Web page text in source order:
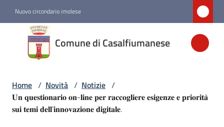
Nuovo circondario imolese
Comune di Casalfiumanese
Comune di
Casalfiumanese
Amministrazione
Home / Novità / Notizie /
𝐔𝐧 𝐪𝐮𝐞𝐬𝐭𝐢𝐨𝐧𝐚𝐫𝐢𝐨 𝐨𝐧-𝐥𝐢𝐧𝐞 𝐩𝐞𝐫 𝐫𝐚𝐜𝐜𝐨𝐠𝐥𝐢𝐞𝐫𝐞 𝐞𝐬𝐢𝐠𝐞𝐧𝐳𝐞 𝐞 𝐩𝐫𝐢𝐨𝐫𝐢𝐭𝐚̀
𝐬𝐮𝐢 𝐭𝐞𝐦𝐢 𝐝𝐞𝐥𝐥’𝐢𝐧𝐧𝐨𝐯𝐚𝐳𝐢𝐨𝐧𝐞 𝐝𝐢𝐠𝐢𝐭𝐚𝐥𝐞.